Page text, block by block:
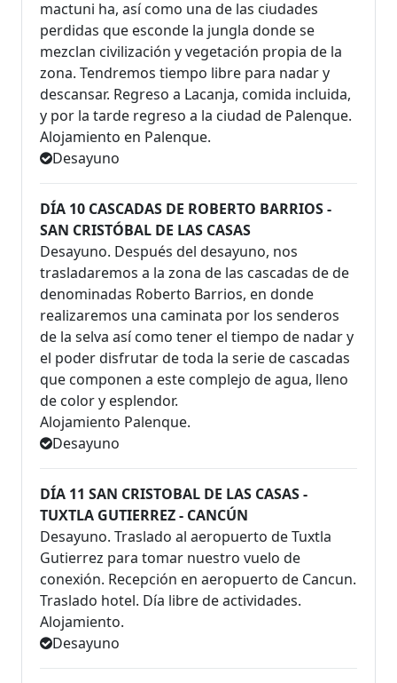
mactuni ha, así como una de las ciudades
perdidas que esconde la jungla donde se
mezclan civilización y vegetación propia de la
zona. Tendremos tiempo libre para nadar y
descansar. Regreso a Lacanja, comida incluida,
y por la tarde regreso a la ciudad de Palenque.
Alojamiento en Palenque.
Desayuno
DÍA 10 CASCADAS DE ROBERTO BARRIOS -
SAN CRISTÓBAL DE LAS CASAS
Desayuno. Después del desayuno, nos
trasladaremos a la zona de las cascadas de de
denominadas Roberto Barrios, en donde
realizaremos una caminata por los senderos
de la selva así como tener el tiempo de nadar y
el poder disfrutar de toda la serie de cascadas
que componen a este complejo de agua, lleno
de color y esplendor.
Alojamiento Palenque.
Desayuno
DÍA 11 SAN CRISTOBAL DE LAS CASAS -
TUXTLA GUTIERREZ - CANCÚN
Desayuno. Traslado al aeropuerto de Tuxtla
Gutierrez para tomar nuestro vuelo de
conexión. Recepción en aeropuerto de Cancun.
Traslado hotel. Día libre de actividades.
Alojamiento.
Desayuno